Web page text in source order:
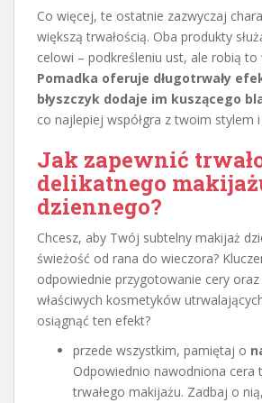
Co więcej, te ostatnie zazwyczaj
większą trwałością. Oba produkty
celowi – podkreśleniu ust, ale robią to
Pomadka oferuje długotrwały
błyszczyk dodaje im kuszącego
co najlepiej współgra z twoim stylem
Jak zapewnić
delikatnego
dziennego?
Chcesz, aby Twój subtelny makijaż
świeżość od rana do wieczora?
odpowiednie przygotowanie cery
właściwych kosmetyków
osiągnąć ten efekt?
przede wszystkim, pamiętaj o
Odpowiednio nawodniona cera
trwałego makijażu. Zadbaj o